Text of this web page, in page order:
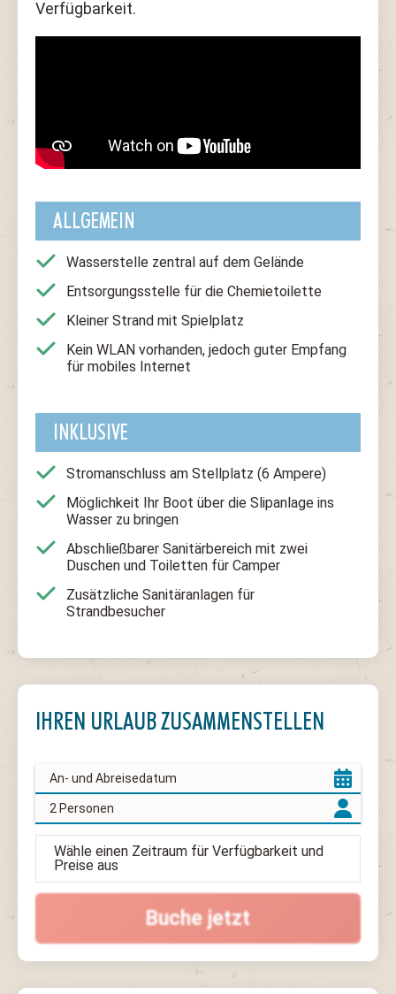
Verfügbarkeit.
ALLGEMEIN
Wasserstelle zentral auf dem Gelände
Entsorgungsstelle für die Chemietoilette
Kleiner Strand mit Spielplatz
Kein WLAN vorhanden, jedoch guter Empfang
für mobiles Internet
INKLUSIVE
Stromanschluss am Stellplatz (6 Ampere)
Möglichkeit Ihr Boot über die Slipanlage ins
Wasser zu bringen
Abschließbarer Sanitärbereich mit zwei
Duschen und Toiletten für Camper
Zusätzliche Sanitäranlagen für
Strandbesucher
IHREN URLAUB ZUSAMMENSTELLEN
2 Personen
Wähle einen Zeitraum für Verfügbarkeit und
Preise aus
Buche jetzt